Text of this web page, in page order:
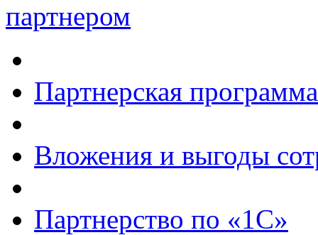
партнером
Партнерская программа
Вложения и выгоды
Партнерство по «1С»